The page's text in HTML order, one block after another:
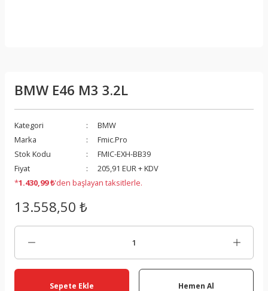
BMW E46 M3 3.2L
Kategori
BMW
Marka
Fmic.Pro
Stok Kodu
FMIC-EXH-BB39
Fiyat
205,91 EUR + KDV
*1.430,99 ₺'den başlayan taksitlerle.
13.558,50 ₺
Sepete Ekle Hemen Al